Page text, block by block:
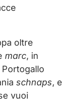
oltre
marc, in
Portogallo
schnaps, e
vuoi